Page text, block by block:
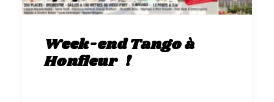
Week-end Tango à
Honfleur !